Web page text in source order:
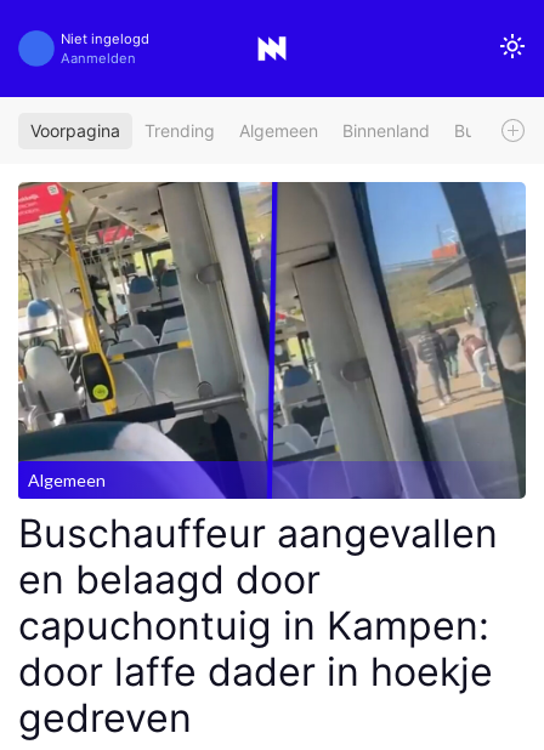
Niet ingelogd
Aanmelden
Voorpagina Trending Algemeen Binnenland Buitenland
Algemeen
Buschauffeur aangevallen
en belaagd door
capuchontuig in Kampen:
door laffe dader in hoekje
gedreven